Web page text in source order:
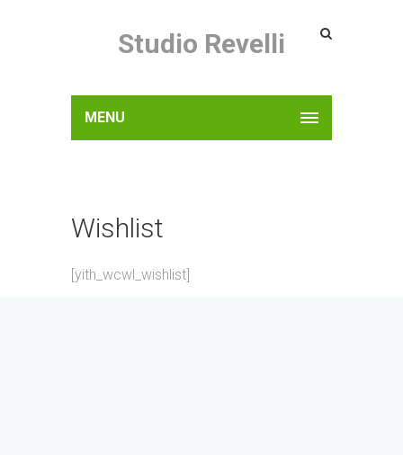
Studio Revelli
MENU
Wishlist
[yith_wcwl_wishlist]